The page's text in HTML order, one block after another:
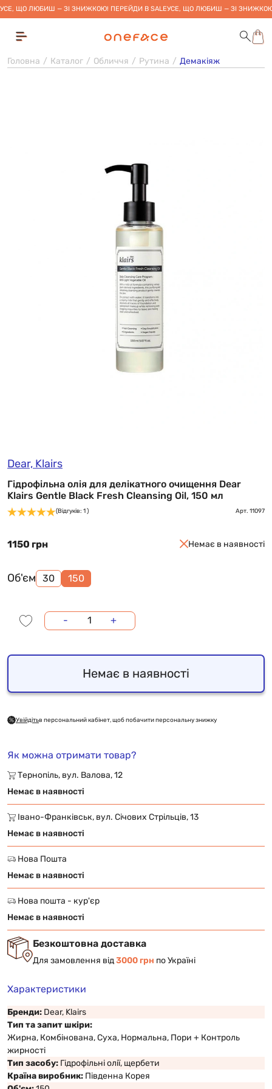
УСЕ, ЩО ЛЮБИШ — ЗІ ЗНИЖКОЮ! ПЕРЕЙДИ В SALEУСЕ, ЩО ЛЮБИШ — ЗІ
Головна Каталог Обличчя Рутина Демакіяж
Dear, Klairs
Гідрофільна олія для делікатного очищення Dear
Klairs Gentle Black Fresh Cleansing Oil, 150 мл
(Відгуків: 1 ) Арт. 11097
1150 грн Немає в наявності
Об'єм 30 150
- +
Немає в наявності
Увійдітьв персональний кабінет, щоб побачити персональну знижку
Як можна отримати товар?
Тернопіль, вул. Валова, 12
Немає в наявності
Івано-Франківськ, вул. Січових Стрільців, 13
Немає в наявності
Нова Пошта
Немає в наявності
Нова пошта - кур'єр
Немає в наявності
Безкоштовна доставка
Для замовлення від3000 грн по Україні
Характеристики
Бренди: Dear, Klairs
Тип та запит шкіри:
Жирна, Комбінована, Суха, Нормальна, Пори + Контроль
жирності
Тип засобу: Гідрофільні олії, щербети
Країна виробник: Південна Корея